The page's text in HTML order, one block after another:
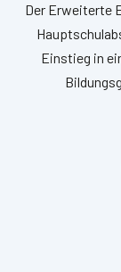
Der Erweiterte
Einstieg in